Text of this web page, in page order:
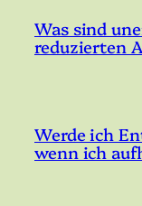
Was sind
reduzierten
Werde ich
wenn ich